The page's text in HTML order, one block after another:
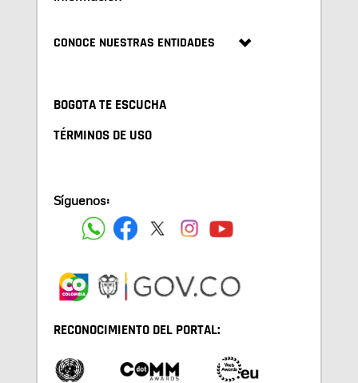
CONOCE NUESTRAS ENTIDADES
BOGOTA TE ESCUCHA
TÉRMINOS DE USO
Síguenos:
RECONOCIMIENTO DEL PORTAL: